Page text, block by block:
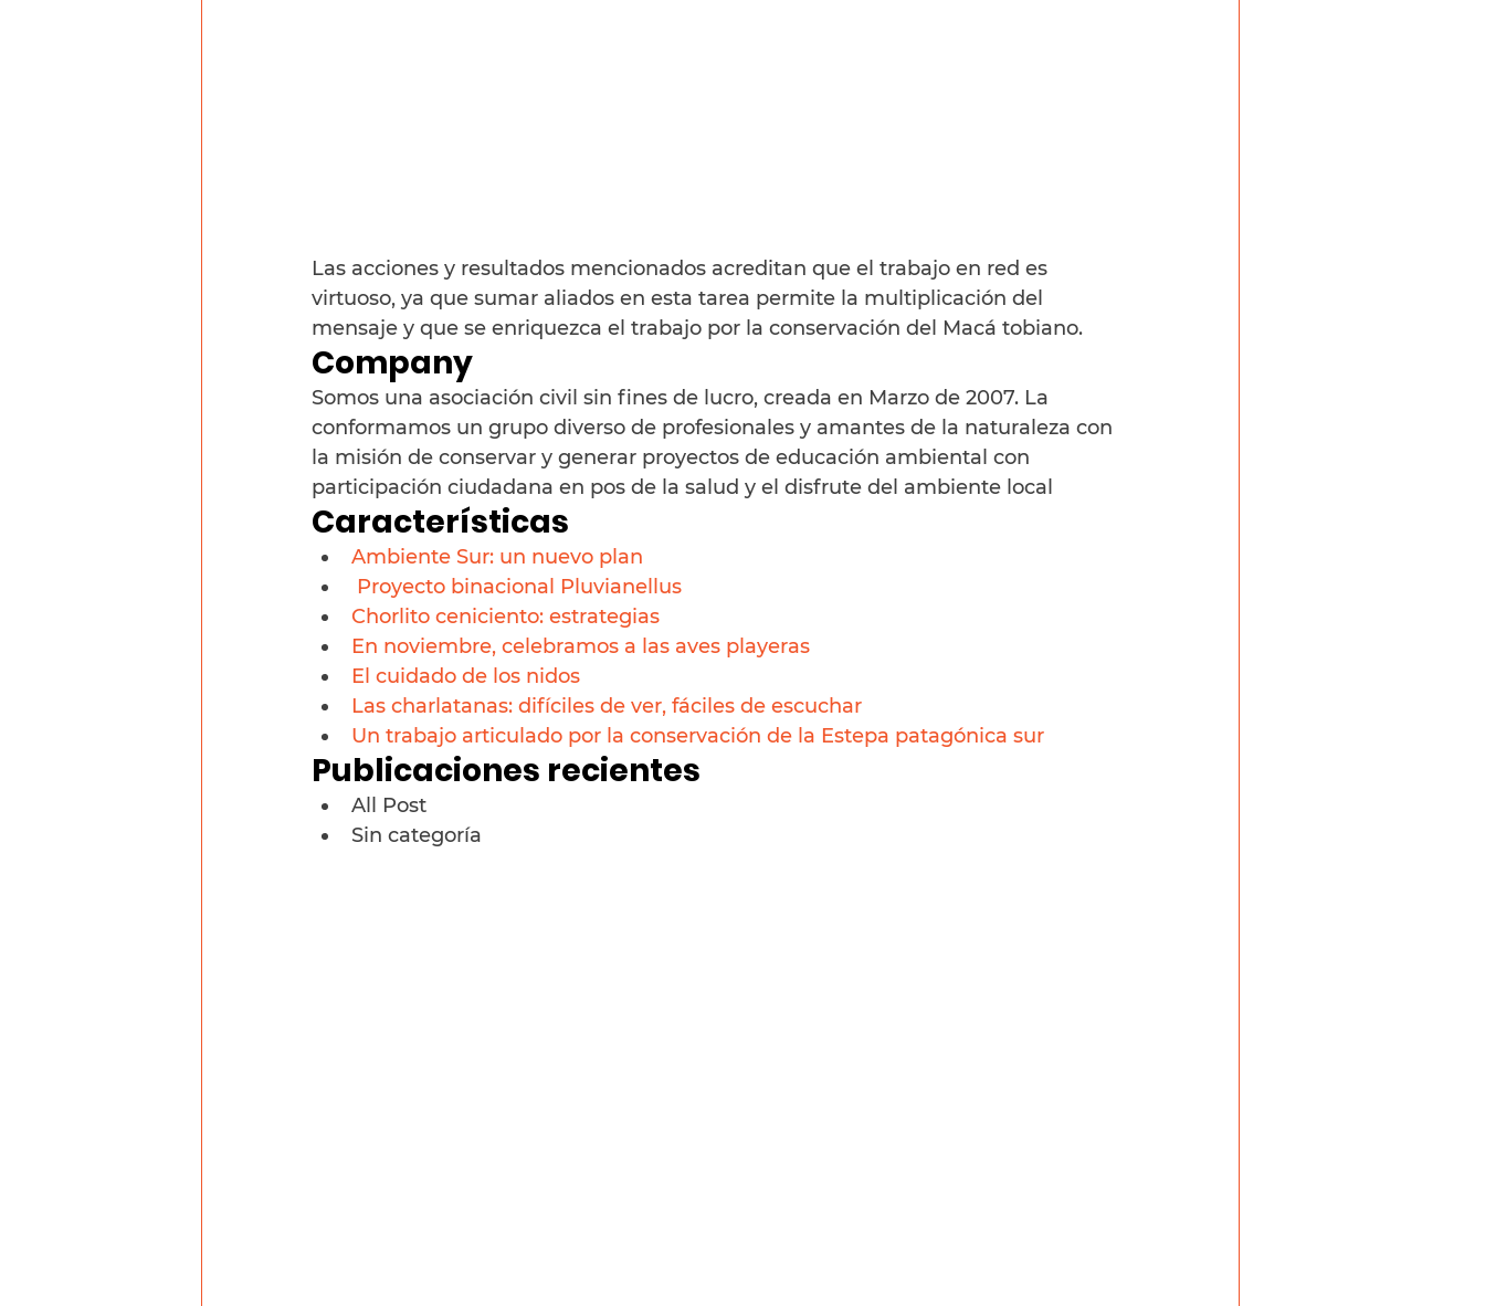
Las acciones y resultados mencionados acreditan que el trabajo en red es
virtuoso, ya que sumar aliados en esta tarea permite la multiplicación del
mensaje y que se enriquezca el trabajo por la conservación del Macá tobiano.
Company
Somos una asociación civil sin fines de lucro, creada en Marzo de 2007. La
conformamos un grupo diverso de profesionales y amantes de la naturaleza con
la misión de conservar y generar proyectos de educación ambiental con
participación ciudadana en pos de la salud y el disfrute del ambiente local
Características
Ambiente Sur: un nuevo plan
Proyecto binacional Pluvianellus
Chorlito ceniciento: estrategias
En noviembre, celebramos a las aves playeras
El cuidado de los nidos
Las charlatanas: difíciles de ver, fáciles de escuchar
Un trabajo articulado por la conservación de la Estepa patagónica sur
Publicaciones recientes
All Post
Sin categoría